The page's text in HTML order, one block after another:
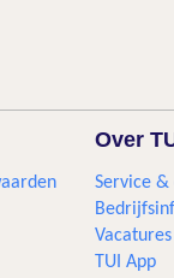
Over
Service
Vacatures
TUI App